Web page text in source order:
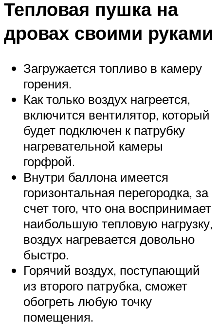
Тепловая пушка на
дровах своими руками
Загружается топливо в камеру
горения.
Как только воздух нагреется,
включится вентилятор, который
будет подключен к патрубку
нагревательной камеры
горфрой.
Внутри баллона имеется
горизонтальная перегородка, за
счет того, что она воспринимает
наибольшую тепловую нагрузку,
воздух нагревается довольно
быстро.
Горячий воздух, поступающий
из второго патрубка, сможет
обогреть любую точку
помещения.